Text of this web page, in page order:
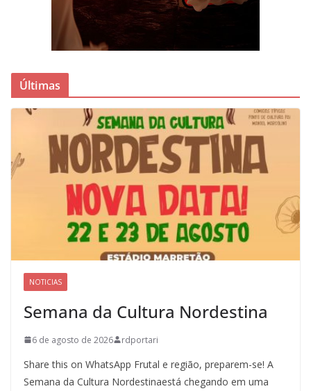
Últimas
NOTICIAS
Semana da Cultura Nordestina
6 de agosto de 2026 rdportari
Share this on WhatsApp Frutal e região, preparem-se! A
Semana da Cultura Nordestinaestá chegando em uma